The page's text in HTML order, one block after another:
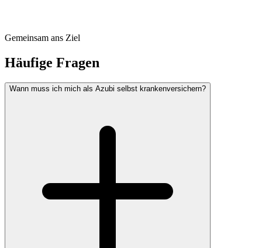
Gemeinsam ans Ziel
Häufige Fragen
Wann muss ich mich als Azubi selbst krankenversichern?